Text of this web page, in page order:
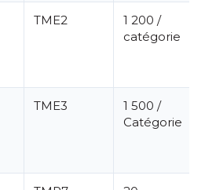
TME2
1 200 /
catégorie
TME3
1 500 /
Catégorie